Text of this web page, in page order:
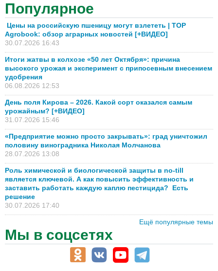
Популярное
Цены на российскую пшеницу могут взлететь | TOP
Agrobook: обзор аграрных новостей [+ВИДЕО]
30.07.2026 16:43
Итоги жатвы в колхозе «50 лет Октября»: причина
высокого урожая и эксперимент с припосевным внесением
удобрения
06.08.2026 12:53
День поля Кирова – 2026. Какой сорт оказался самым
урожайным? [+ВИДЕО]
31.07.2026 15:46
«Предприятие можно просто закрывать»: град уничтожил
половину виноградника Николая Молчанова
28.07.2026 13:08
Роль химической и биологической защиты в no-till
является ключевой. А как повысить эффективность и
заставить работать каждую каплю пестицида? Есть
решение
30.07.2026 17:40
Ещё популярные темы
Мы в соцсетях